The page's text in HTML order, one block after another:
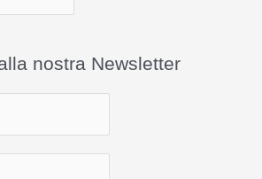
nostra Newsletter